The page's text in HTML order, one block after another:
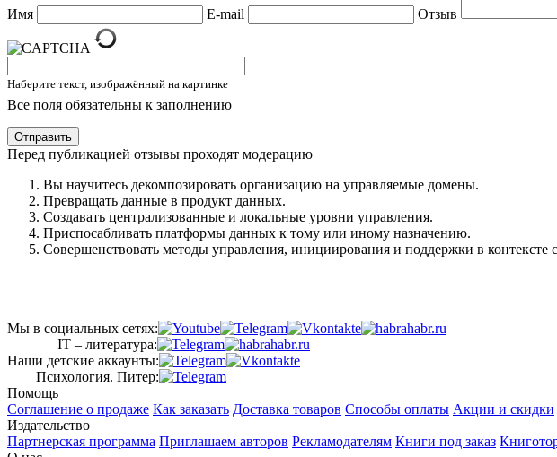
Имя E-mail Отзыв
Наберите текст, изображённый на картинке
Все поля обязательны к заполнению
Отправить
Перед публикацией отзывы проходят модерацию
Вы научитесь декомпозировать организацию на управляемые домены.
Превращать данные в продукт данных.
Создавать централизованные и локальные уровни управления.
Приспосабливать платформы данных к тому или иному назначению.
Совершенствовать методы управления, инициирования и поддержки в контексте
Мы в социальных сетях:
IT – литература:
Наши детские аккаунты:
Психология. Питер:
Помощь
Соглашение о продаже Как заказать Доставка товаров Способы оплаты Акции и скидки
Издательство
Партнерская программа Приглашаем авторов Рекламодателям Книги под заказ